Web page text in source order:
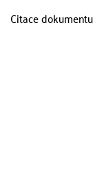
Citace dokumentu